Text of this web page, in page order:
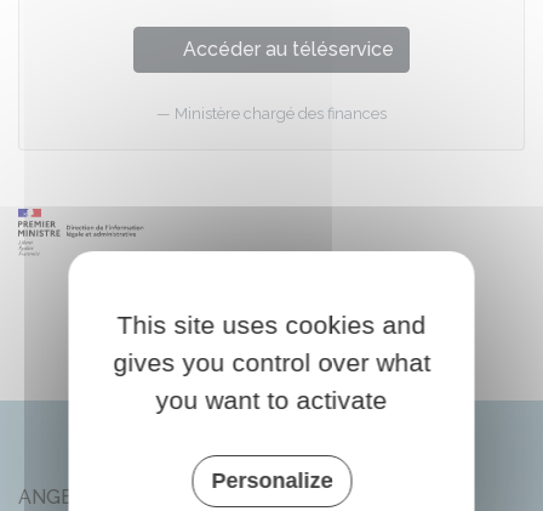
Accéder au téléservice
Ministère chargé des finances
ANGEAC-CHAMPAGNE
This site uses cookies and
gives you control over what
you want to activate
Personalize